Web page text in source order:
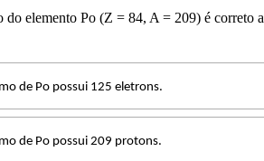
do elemento Po (Z = 84, A = 209) é correto
de Po possui 125 eletrons.
de Po possui 209 protons.